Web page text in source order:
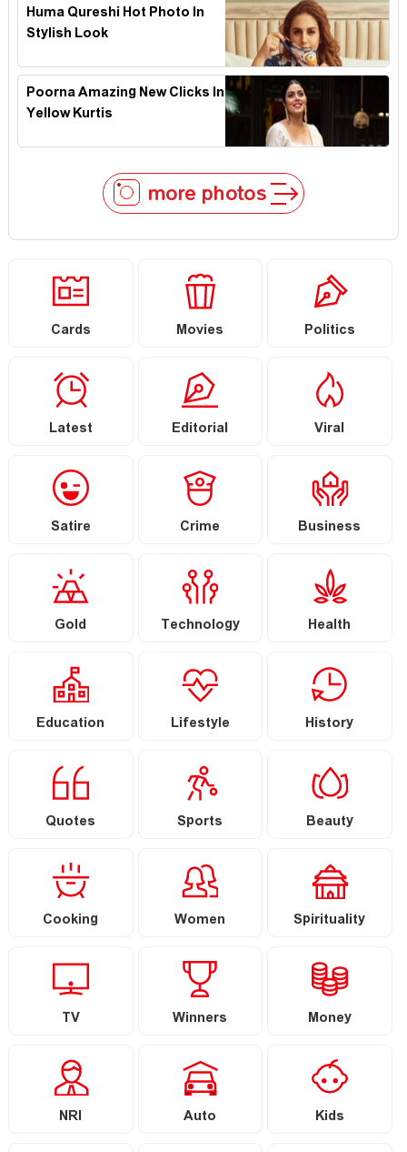
Huma Qureshi Hot Photo In
Stylish Look
Poorna Amazing New Clicks In
Yellow Kurtis
more photos
Cards Movies Politics
Latest Editorial Viral
Satire Crime Business
Gold Technology Health
Education Lifestyle History
Quotes Sports Beauty
Cooking Women Spirituality
TV Winners Money
NRI Auto Kids